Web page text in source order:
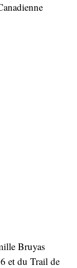
Bruyas
et du Trail de